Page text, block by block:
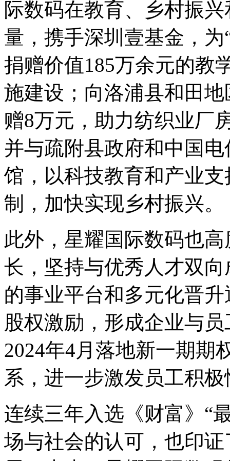
际数码在教育、乡村
量，携手深圳壹基金
捐赠价值185万余元的教
施建设；向洛浦县和田
赠8万元，助力纺织业厂
并与疏附县政府和中国电
馆，以科技教育和产业
制，加快实现乡村振兴。
此外，星耀国际数码
长，坚持与优秀人才双
的事业平台和多元化晋
股权激励，形成企业与
2024年4月落地新一期期
系，进一步激发员工积
连续三年入选《财富》“最
场与社会的认可，也